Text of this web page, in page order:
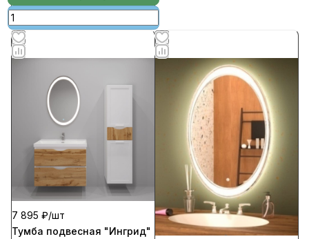
7 895 ₽/шт
Тумба подвесная "Ингрид"